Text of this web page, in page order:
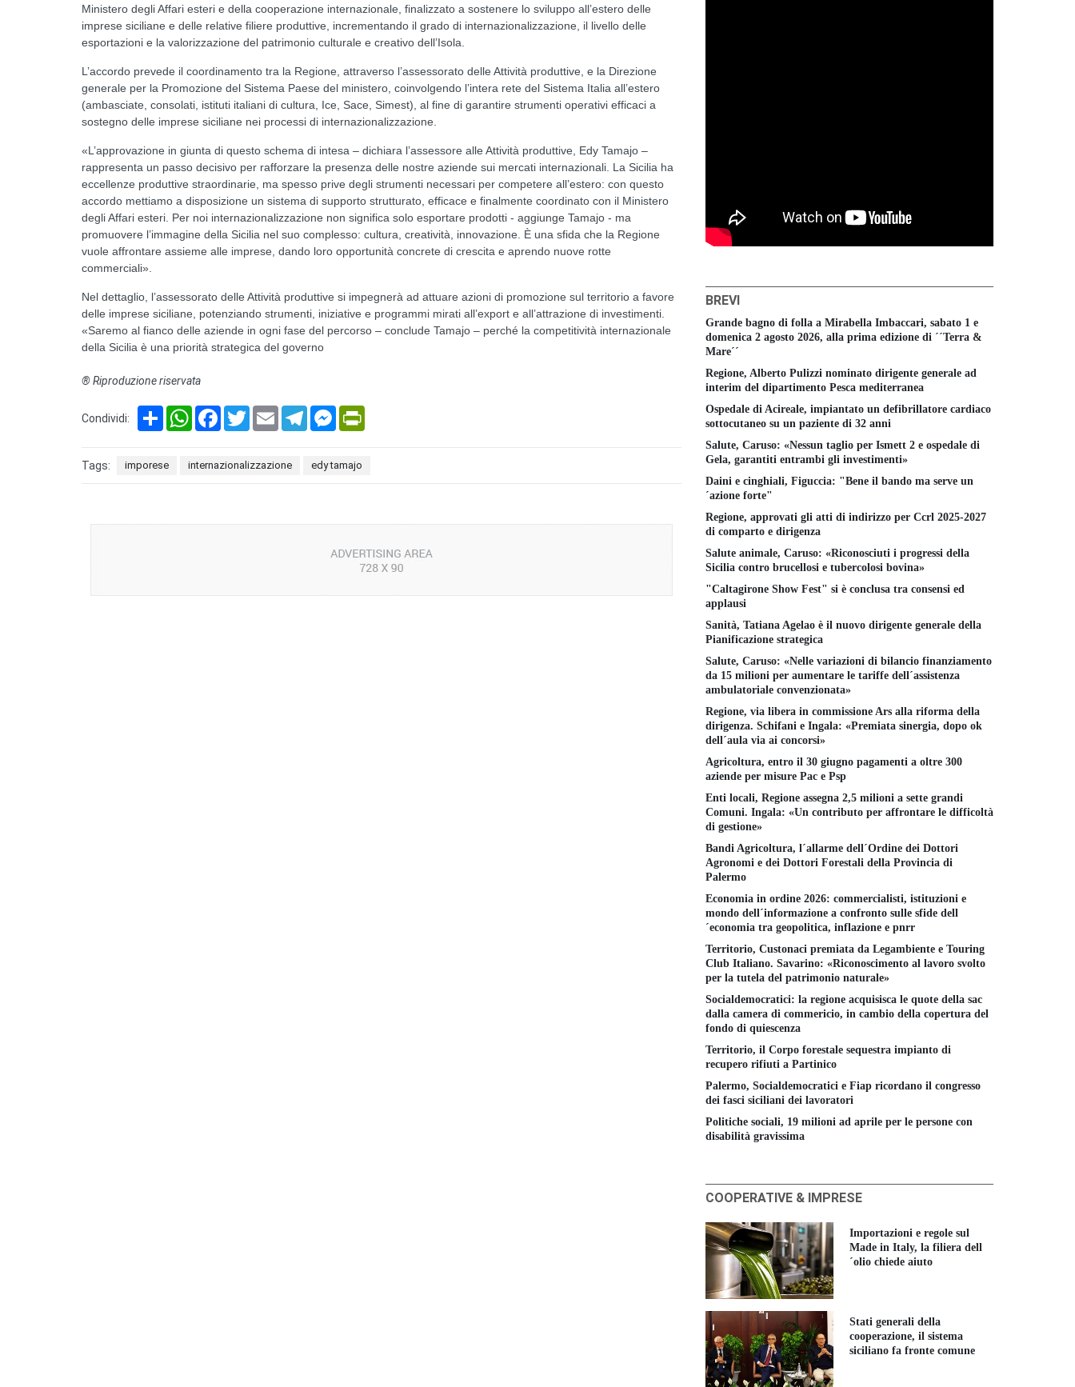
Ministero degli Affari esteri e della cooperazione internazionale, finalizzato a sostenere lo sviluppo all’estero delle
imprese siciliane e delle relative filiere produttive, incrementando il grado di internazionalizzazione, il livello delle
esportazioni e la valorizzazione del patrimonio culturale e creativo dell’Isola.
L’accordo prevede il coordinamento tra la Regione, attraverso l’assessorato delle Attività produttive, e la Direzione
generale per la Promozione del Sistema Paese del ministero, coinvolgendo l’intera rete del Sistema Italia all’estero
(ambasciate, consolati, istituti italiani di cultura, Ice, Sace, Simest), al fine di garantire strumenti operativi efficaci a
sostegno delle imprese siciliane nei processi di internazionalizzazione.
«L’approvazione in giunta di questo schema di intesa – dichiara l’assessore alle Attività produttive, Edy Tamajo –
rappresenta un passo decisivo per rafforzare la presenza delle nostre aziende sui mercati internazionali. La Sicilia ha
eccellenze produttive straordinarie, ma spesso prive degli strumenti necessari per competere all’estero: con questo
accordo mettiamo a disposizione un sistema di supporto strutturato, efficace e finalmente coordinato con il Ministero
degli Affari esteri. Per noi internazionalizzazione non significa solo esportare prodotti - aggiunge Tamajo - ma
promuovere l’immagine della Sicilia nel suo complesso: cultura, creatività, innovazione. È una sfida che la Regione
vuole affrontare assieme alle imprese, dando loro opportunità concrete di crescita e aprendo nuove rotte
commerciali».
Nel dettaglio, l’assessorato delle Attività produttive si impegnerà ad attuare azioni di promozione sul territorio a favore
delle imprese siciliane, potenziando strumenti, iniziative e programmi mirati all’export e all’attrazione di investimenti.
«Saremo al fianco delle aziende in ogni fase del percorso – conclude Tamajo – perché la competitività internazionale
della Sicilia è una priorità strategica del governo
® Riproduzione riservata
Condividi: Share WhatsAppFacebook
TwitterEmail TelegramMessenger
Tags: imporese internazionalizzazione edy tamajo
BREVI
Grande bagno di folla a Mirabella Imbaccari, sabato 1 e
domenica 2 agosto 2026, alla prima edizione di ´´Terra &
Mare´´
Regione, Alberto Pulizzi nominato dirigente generale ad
interim del dipartimento Pesca mediterranea
Ospedale di Acireale, impiantato un defibrillatore cardiaco
sottocutaneo su un paziente di 32 anni
Salute, Caruso: «Nessun taglio per Ismett 2 e ospedale di
Gela, garantiti entrambi gli investimenti»
Daini e cinghiali, Figuccia: "Bene il bando ma serve un
´azione forte"
Regione, approvati gli atti di indirizzo per Ccrl 2025-2027
di comparto e dirigenza
Salute animale, Caruso: «Riconosciuti i progressi della
Sicilia contro brucellosi e tubercolosi bovina»
"Caltagirone Show Fest" si è conclusa tra consensi ed
applausi
Sanità, Tatiana Agelao è il nuovo dirigente generale della
Pianificazione strategica
Salute, Caruso: «Nelle variazioni di bilancio finanziamento
da 15 milioni per aumentare le tariffe dell´assistenza
ambulatoriale convenzionata»
Regione, via libera in commissione Ars alla riforma della
dirigenza. Schifani e Ingala: «Premiata sinergia, dopo ok
dell´aula via ai concorsi»
Agricoltura, entro il 30 giugno pagamenti a oltre 300
aziende per misure Pac e Psp
Enti locali, Regione assegna 2,5 milioni a sette grandi
Comuni. Ingala: «Un contributo per affrontare le difficoltà
di gestione»
Bandi Agricoltura, l´allarme dell´Ordine dei Dottori
Agronomi e dei Dottori Forestali della Provincia di
Palermo
Economia in ordine 2026: commercialisti, istituzioni e
mondo dell´informazione a confronto sulle sfide dell
´economia tra geopolitica, inflazione e pnrr
Territorio, Custonaci premiata da Legambiente e Touring
Club Italiano. Savarino: «Riconoscimento al lavoro svolto
per la tutela del patrimonio naturale»
Socialdemocratici: la regione acquisisca le quote della sac
dalla camera di commericio, in cambio della copertura del
fondo di quiescenza
Territorio, il Corpo forestale sequestra impianto di
recupero rifiuti a Partinico
Palermo, Socialdemocratici e Fiap ricordano il congresso
dei fasci siciliani dei lavoratori
Politiche sociali, 19 milioni ad aprile per le persone con
disabilità gravissima
COOPERATIVE & IMPRESE
Importazioni e regole sul
Made in Italy, la filiera dell
´olio chiede aiuto
Stati generali della
cooperazione, il sistema
siciliano fa fronte comune